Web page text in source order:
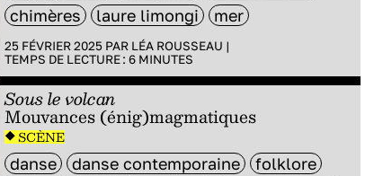
chimères
laure limongi mer
25 FÉVRIER 2025 PAR LÉA ROUSSEAU |
TEMPS DE LECTURE : 6MINUTES
Sous le volcan
Mouvances (énig)magmatiques
SCÈNE
danse danse contemporaine
folklore